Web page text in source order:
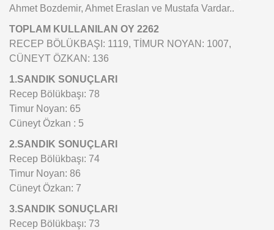
Ahmet Bozdemir, Ahmet Eraslan ve Mustafa Vardar..
TOPLAM KULLANILAN OY 2262
RECEP BÖLÜKBAŞI: 1119, TİMUR NOYAN: 1007,
CÜNEYT ÖZKAN: 136
1.SANDIK SONUÇLARI
Recep Bölükbaşı: 78
Timur Noyan: 65
Cüneyt Özkan : 5
2.SANDIK SONUÇLARI
Recep Bölükbaşı: 74
Timur Noyan: 86
Cüneyt Özkan: 7
3.SANDIK SONUÇLARI
Recep Bölükbaşı: 73